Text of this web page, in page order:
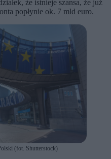
że istnieje szansa, że już
popłynie ok. 7 mld euro.
(fot. Shutterstock)